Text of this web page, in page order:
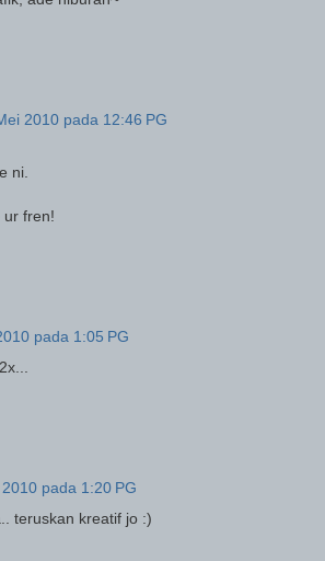
2010 pada 12:46 PG
ni.
ur fren!
pada 1:05 PG
pada 1:20 PG
teruskan kreatif jo :)